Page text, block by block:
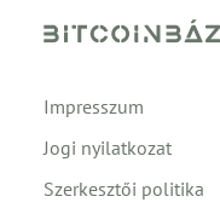
Impresszum
Jogi nyilatkozat
Szerkesztői politika